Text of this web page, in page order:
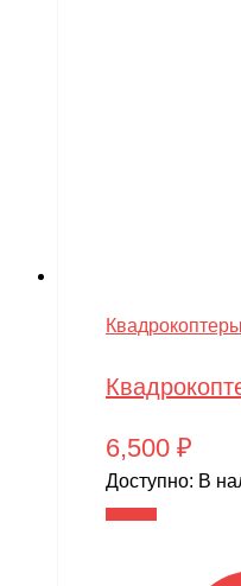
Квадрокоптеры
6,500 ₽
Доступно: В